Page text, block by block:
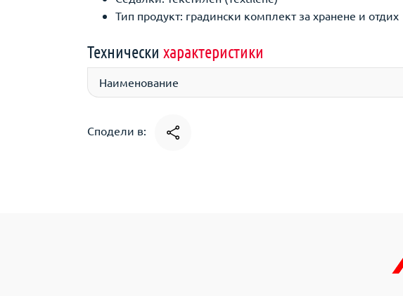
Тип продукт: градински комплект за хранене и отдих
Технически характеристики
Наименование
Сподели в: